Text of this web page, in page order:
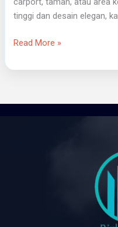
tinggi dan desain elegan,
Read More »